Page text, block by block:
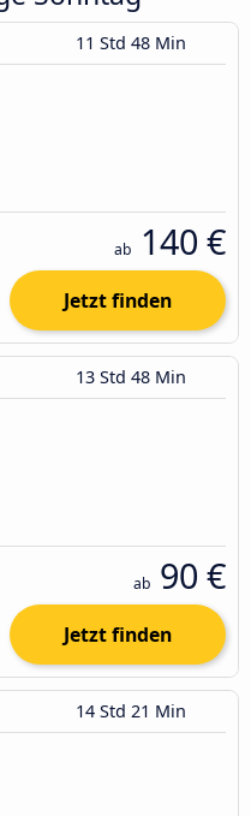
11 Std 48 Min
ab 140 €
Jetzt finden
13 Std 48 Min
ab 90 €
Jetzt finden
14 Std 21 Min